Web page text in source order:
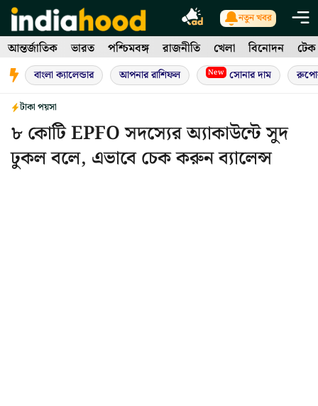
Skip
to
content
নতুন খবর
আন্তর্জাতিক ভারত পশ্চিমবঙ্গ রাজনীতি খেলা বিনোদন টেক
বাংলা ক্যালেন্ডার আপনার রাশিফল New সোনার দাম
টাকা পয়সা
৮ কোটি EPFO সদস্যের অ্যাকাউন্টে সুদ
ঢুকল বলে, এভাবে চেক করুন ব্যালেন্স